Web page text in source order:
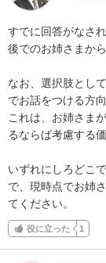
すでに回答がなさ
後でのお姉さまか
なお、選択肢とし
でお話をつける方
これは、お姉さま
るならば考慮する
いずれにしろどこ
で、現時点でお姉
てください。
役に立った 1